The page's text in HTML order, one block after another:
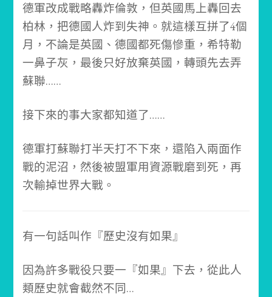
德軍改成戰略轟炸倫敦，但英國馬上轟回去
柏林，把德國人炸到失神。 就這樣互拼了4個
月，不論是英國、德國都死傷慘重，希特勒
一鼻子灰，最後只好放棄英國，轉頭先去弄
蘇聯……
接下來的事大家都知道了……
德軍打蘇聯打半天打不下來，還陷入兩面作
戰的泥沼，然後被盟軍用資源戰磨到死，再
次輸掉世界大戰。
有一句話叫作『歷史沒有如果』
因為許多戰役只要一『如果』下去，從此人
類歷史就會截然不同…